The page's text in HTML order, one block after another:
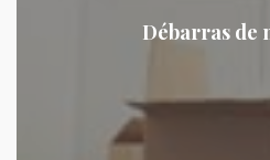
Débarras de